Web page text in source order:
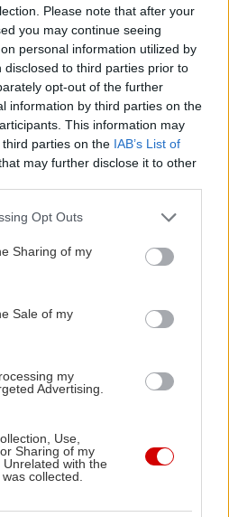
Please note that after your
you may continue seeing
personal information utilized by
to third parties prior to
opt-out of the further
information by third parties on the
This information may
parties on the IAB’s List of
may further disclose it to other
app uses one or more Google
behaviour. You may click to
and its third-party tags to
purposes in below Google
Opt Outs
Sharing of my
Sale of my
my
Advertising.
Use,
Sharing of my
with the
collected.
on Instagram
Thai (@andaman_thai_athens)
ταρατσάτη πρόταση; Η
των Πετραλώνων σε
Ανατολή με το που θα
μέσα από την υπέροχη